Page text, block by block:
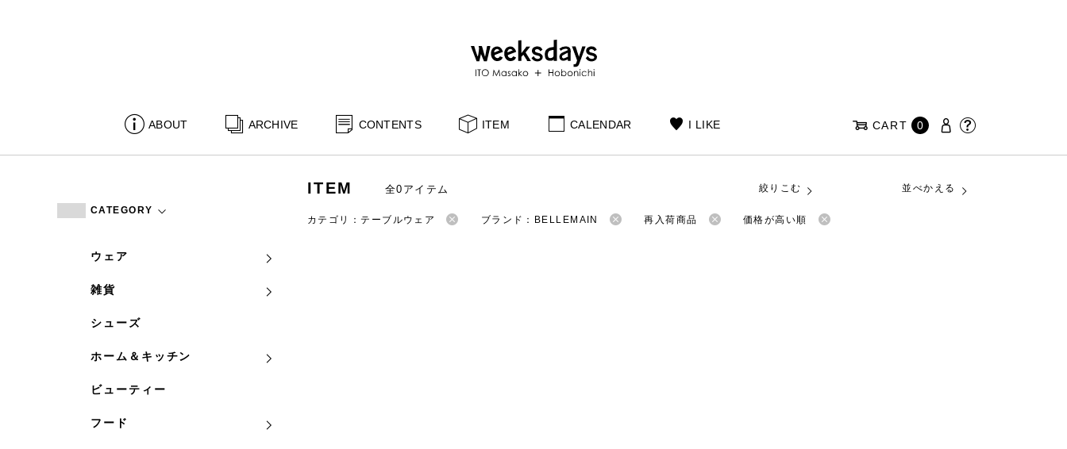
ABOUT ARCHIVE CONTENTS ITEM CALENDAR I LIKE CART 0
CATEGORY
ウェア
雑貨
シューズ
ホーム＆キッチン
ビューティー
フード
ITEM 全0アイテム 絞りこむ 並べかえる
カテゴリ：テーブルウェア ブランド：BELLEMAIN 再入荷商品 価格が高い順